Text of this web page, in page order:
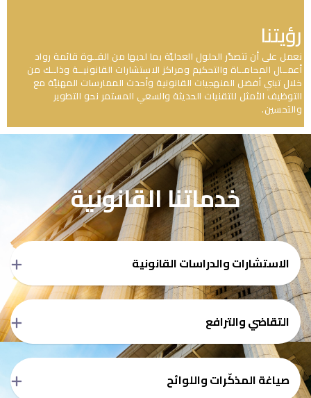
رؤيتنا
نعمل على أن تتصدَّر الحلول العدليَّة بما لديها من القــوة قائمة رواد
أعمــال المحامــاة والتحكيم ومراكز الاستشارات القانونيــة وذلــك من
خلال تبني أفضل المنهجيات القانونية وأحدث الممارسات المهنيَّة مع
التوظيف الأمثل للتقنيات الحديثة والسعي المستمر نحو التطوير
والتحسين.
خدماتنا القانونية
الاستشارات والدراسات القانونية
التقاضي والترافع
صياغة المذكّرات واللوائح